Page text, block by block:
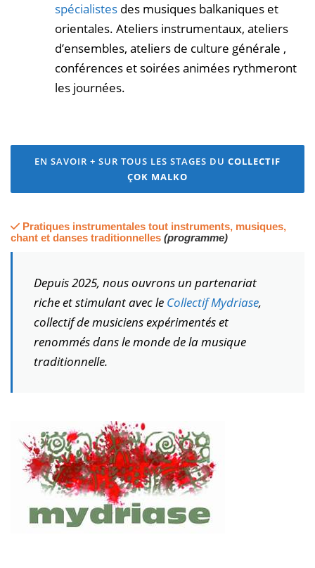
spécialistesdes musiques balkaniques et
orientales. Ateliers instrumentaux, ateliers
d’ensembles, ateliers de culture générale ,
conférences et soirées animées rythmeront
les journées.
EN SAVOIR + SUR TOUS LES STAGES DU COLLECTIF
ÇOK MALKO
Pratiques instrumentales tout instruments, musiques,
chant et danses traditionnelles (programme)
Depuis 2025, nous ouvrons un partenariat
riche et stimulant avec le Collectif Mydriase,
collectif de musiciens expérimentés et
renommés dans le monde de la musique
traditionnelle.